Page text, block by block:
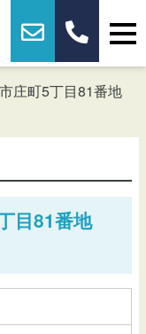
庄町5丁目81番地
目81番地